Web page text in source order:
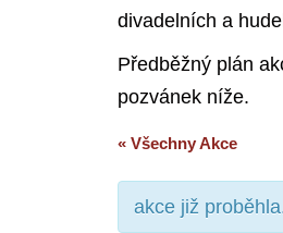
divadelních a
Předběžný plán
pozvánek níže.
« Všechny Akce
akce již